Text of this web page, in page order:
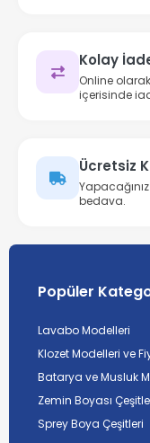
Kolay
Online
içerisinde
Ücretsiz
bedava.
Popüler
Lavabo Modelleri
Klozet Modelleri ve
Batarya ve Musluk
Zemin Boyası
Sprey Boya Çeşitleri